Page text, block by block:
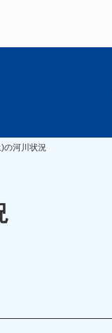
の河川状況